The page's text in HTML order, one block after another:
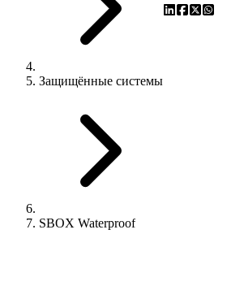
Защищённые системы
SBOX Waterproof